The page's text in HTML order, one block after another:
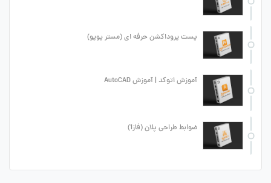
پست پروداکشن حرفه ای (مستر پوپو)
آموزش اتوکد | آموزش AutoCAD
ضوابط طراحی پلان (فاز1)